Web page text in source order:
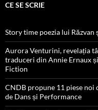
CE SE SCRIE
Story time poezia lui
Aurora Venturini, revelația
traduceri din Annie Ernaux
Fiction
CNDB propune 11 piese noi
de Dans și Performance